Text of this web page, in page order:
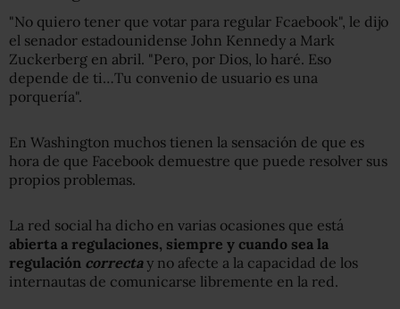
"No quiero tener que votar para regular Fcaebook", le dijo
el senador estadounidense John Kennedy a Mark
Zuckerberg en abril. "Pero, por Dios, lo haré. Eso
depende de ti…Tu convenio de usuario es una
porquería".
En Washington muchos tienen la sensación de que es
hora de que Facebook demuestre que puede resolver sus
propios problemas.
La red social ha dicho en varias ocasiones que está
abierta a regulaciones, siempre y cuando sea la
regulación correctay no afecte a la capacidad de los
internautas de comunicarse libremente en la red.